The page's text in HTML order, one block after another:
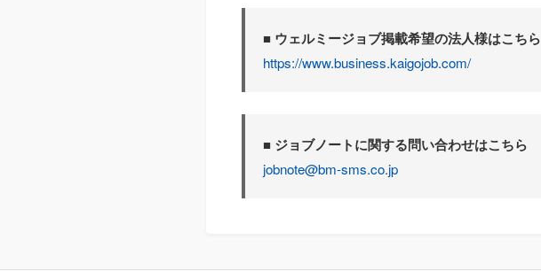
■ ウェルミージョブ掲載希望の法人様はこちら
https://www.business.kaigojob.com/
■ ジョブノートに関する問い合わせはこちら
jobnote@bm-sms.co.jp